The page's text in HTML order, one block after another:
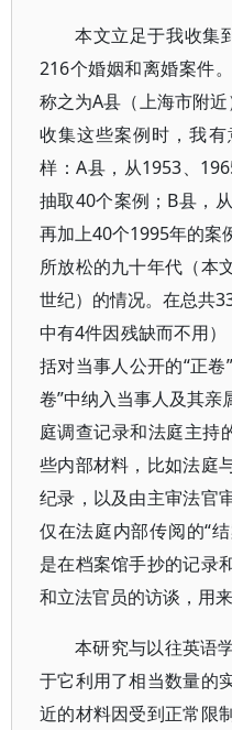
本文立足于我收集
216个婚姻和离婚案件
称之为A县（上海市附近
收集这些案例时，我
样：A县，从1953、
抽取40个案例；B县，
再加上40个1995年的案
所放松的九十年代（本
世纪）的情况。在总共
中有4件因残缺而不用
括对当事人公开的“正卷
卷”中纳入当事人及其
庭调查记录和法庭主持
些内部材料，比如法庭
纪录，以及由主审法官
仅在法庭内部传阅的“
是在档案馆手抄的记录
和立法官员的访谈，用
本研究与以往英语
于它利用了相当数量的
近的材料因受到正常限